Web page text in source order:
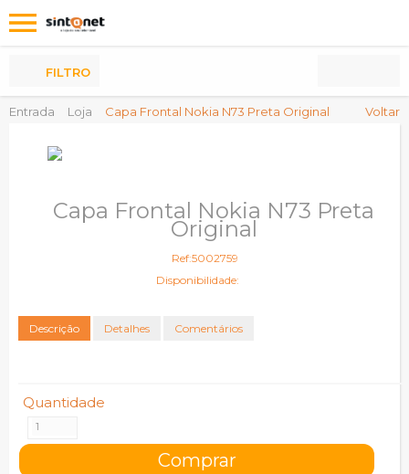
Entrada Loja Capa Frontal Nokia N73 Preta Original Voltar
FILTRO
Capa Frontal Nokia N73 Preta
Original
Ref:5002759
Disponibilidade:
Descrição Detalhes Comentários
Quantidade